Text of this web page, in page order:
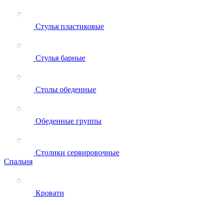
Стулья пластиковые
Стулья барные
Столы обеденные
Обеденные группы
Столики сервировочные
Спальня
Кровати